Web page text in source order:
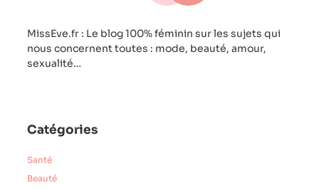
MissEve.fr : Le blog 100% féminin sur les sujets qui
nous concernent toutes : mode, beauté, amour,
sexualité…
Catégories
Santé
Beauté